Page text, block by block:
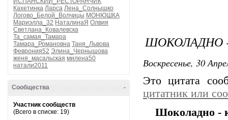
Кахетинка Ларса Лена_Солнышко
Логово_Белой_Волчицы МОНЮШКА
Мариэлла_32 НаталинаЯ Олвия
Светлана_Ковалевска
Та_самая_Тамара
Тамара_Романовна Таня_Львова
Феврония52 Элина_Чернышова
женя_масальская милена50
натали2011
-
Сообщества
Участник сообществ
(Всего в списке: 19)
ШОКОЛАДНО
Воскресенье, 30
Это цитата
цитатник или
Шоколадно -